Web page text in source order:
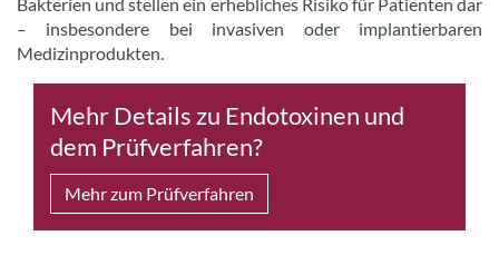
– insbesondere bei invasiven oder implantierbaren
Medizinprodukten.
Mehr Details zu Endotoxinen und
dem Prüfverfahren?
Mehr zum Prüfverfahren